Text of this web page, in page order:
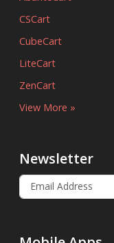
CSCart
CubeCart
LiteCart
ZenCart
View More »
Newsletter